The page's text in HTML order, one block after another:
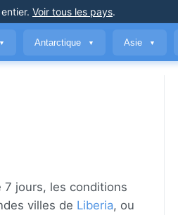
. Voir tous les pays.
▼ Antarctique ▼ Asie ▼
7 jours, les conditions
villes de Liberia, ou